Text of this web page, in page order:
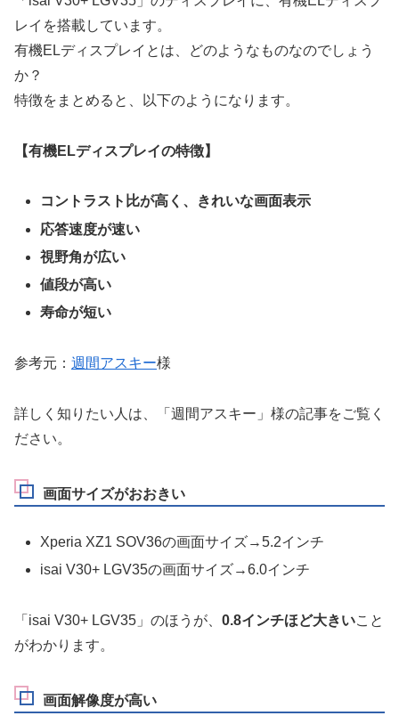
レイを搭載しています。
有機ELディスプレイとは、どのようなものなのでしょう
か？
特徴をまとめると、以下のようになります。
【有機ELディスプレイの特徴】
コントラスト比が高く、きれいな画面表示
応答速度が速い
視野角が広い
値段が高い
寿命が短い
参考元： 週間アスキー様
詳しく知りたい人は、「週間アスキー」様の記事をご覧く
ださい。
画面サイズがおおきい
Xperia XZ1 SOV36の画面サイズ→5.2インチ
isai V30+ LGV35の画面サイズ→6.0インチ
「isai V30+ LGV35」のほうが、 0.8インチほど大きいこと
がわかります。
画面解像度が高い